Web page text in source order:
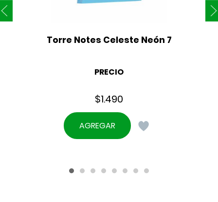
Torre Notes Celeste Neón 7
PRECIO
$1.490
AGREGAR